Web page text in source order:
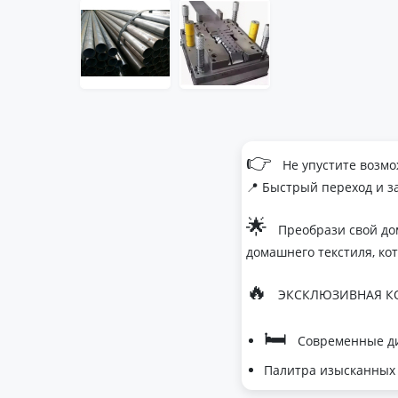
👉
Не упустите
📍 Быстрый переход и
🌟
Преобрази свой
домашнего текстиля,
🔥 ЭКСКЛЮЗИВНАЯ
🛏
Современные
Палитра изысканных